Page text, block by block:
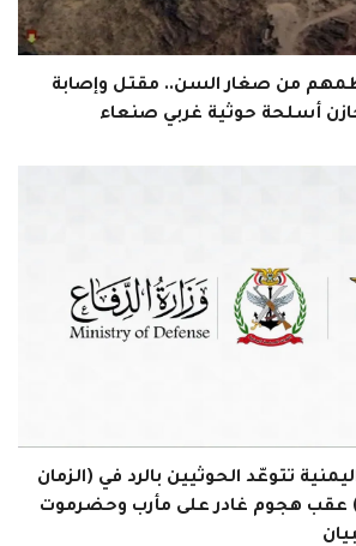
من صغار السن.. مقتل وإصابة
أسلحة حوثية غربي صنعاء
تتوعّد الحوثيين بالرد في (الزمان
عقب هجوم غادر على مأرب وحضرموت